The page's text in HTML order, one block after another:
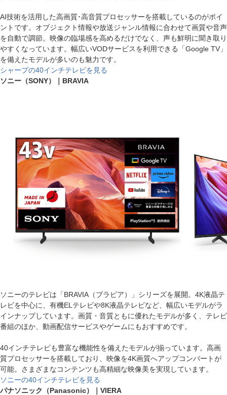
AI技術を活用した高画質･高音質プロセッサーを搭載しているのがポイ
ントです。オブジェクト情報や放送ジャンル情報に合わせて画質や音声
を自動で調節。映像の臨場感を高めるだけでなく、声も鮮明に聞き取り
やすくなっています。幅広いVODサービスを利用できる「Google TV」
を備えたモデルが多いのも魅力です。
シャープの40インチテレビを見る
ソニー（SONY）｜BRAVIA
ソニーのテレビは「BRAVIA（ブラビア）」シリーズを展開。4K液晶テ
レビを中心に、有機ELテレビや8K液晶テレビなど、幅広いモデルがラ
インナップしています。画質・音質ともに優れたモデルが多く、テレビ
番組のほか、動画配信サービスやゲームにもおすすめです。
40インチテレビも豊富な機能性を備えたモデルが揃っています。高画
質プロセッサーを搭載しており、映像を4K画質へアップコンバートが
可能。さまざまなコンテンツも高精細な映像美を実現しています。
ソニーの40インチテレビを見る
パナソニック（Panasonic）｜VIERA